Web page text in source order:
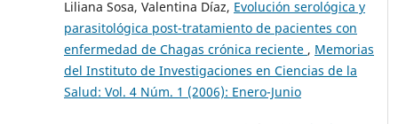
Liliana Sosa, Valentina Díaz, Evolución serológica y
parasitológica post-tratamiento de pacientes con
enfermedad de Chagas crónica reciente , Memorias
del Instituto de Investigaciones en Ciencias de la
Salud: Vol. 4 Núm. 1 (2006): Enero-Junio